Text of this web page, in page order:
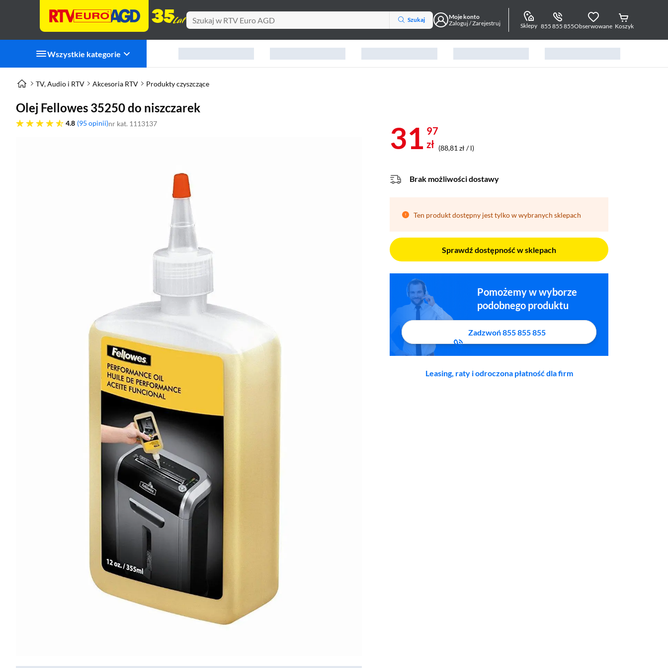
Szukaj
Moje konto
Zaloguj / Zarejestruj
Sklepy 855 855 855Obserwowane Koszyk
Wszystkie kategorie
TV, Audio i RTV Akcesoria RTV Produkty czyszczące
Olej Fellowes 35250 do niszczarek
4.8
4.8 gwiazdek 95 opinii nr kat. 1113137 31 97
zł (88,81 zł / l)
Brak możliwości dostawy
Ten produkt dostępny jest tylko w wybranych sklepach
Sprawdź dostępność w sklepach
Pomożemy w wyborze
podobnego produktu
Zadzwoń 855 855 855
Leasing, raty i odroczona płatność dla firm